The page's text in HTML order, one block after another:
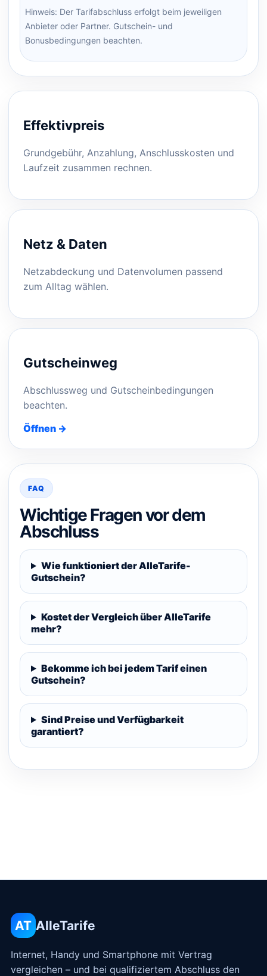
Hinweis: Der Tarifabschluss erfolgt beim jeweiligen
Anbieter oder Partner. Gutschein- und
Bonusbedingungen beachten.
Effektivpreis
Grundgebühr, Anzahlung, Anschlusskosten und
Laufzeit zusammen rechnen.
Netz & Daten
Netzabdeckung und Datenvolumen passend
zum Alltag wählen.
Gutscheinweg
Abschlussweg und Gutscheinbedingungen
beachten.
Öffnen →
FAQ
Wichtige Fragen vor dem
Abschluss
Wie funktioniert der AlleTarife-
Gutschein?
Kostet der Vergleich über AlleTarife
mehr?
Bekomme ich bei jedem Tarif einen
Gutschein?
Sind Preise und Verfügbarkeit
garantiert?
AT AlleTarife
Internet, Handy und Smartphone mit Vertrag
vergleichen – und bei qualifiziertem Abschluss den